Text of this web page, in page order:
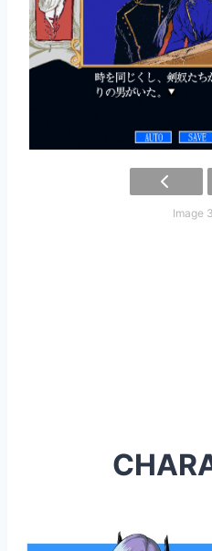
Image